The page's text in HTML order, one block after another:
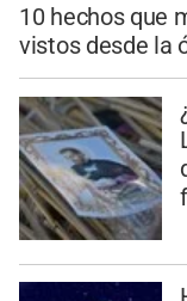
10 hechos que
vistos desde la